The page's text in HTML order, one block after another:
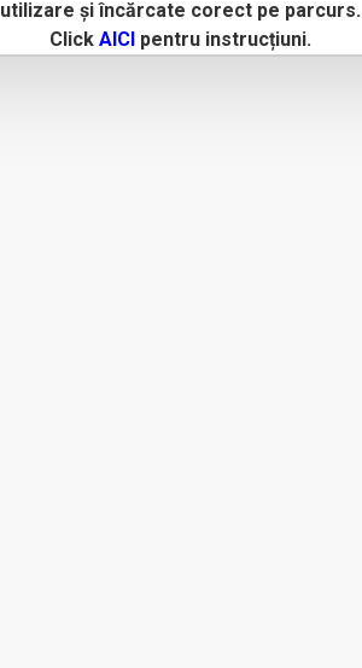
utilizare și încărcate corect pe parcurs.
Click AICIpentru instrucțiuni.